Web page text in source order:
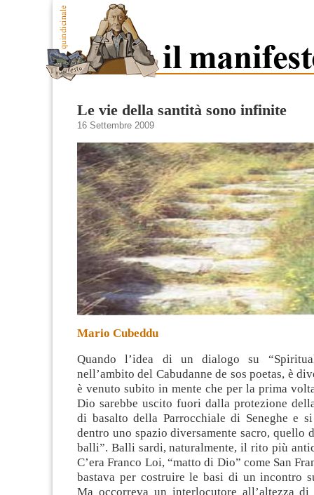
Le vie della santità sono infinite
16 Settembre 2009
Mario Cubeddu
Quando l’idea di un dialogo su
nell’ambito del Cabudanne de sos poetas, è
è venuto subito in mente che per la prima
Dio sarebbe uscito fuori dalla protezione
di basalto della Parrocchiale di Seneghe e
dentro uno spazio diversamente sacro, quello
balli”. Balli sardi, naturalmente, il rito più
C’era Franco Loi, “matto di Dio” come San
bastava per costruire le basi di un incontro
Ma occorreva un interlocutore all’altezza